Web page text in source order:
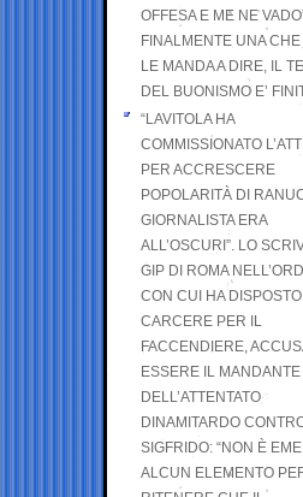
OFFESA E ME NE
FINALMENTE UNA CHE
LE MANDA A DIRE, IL
DEL BUONISMO E’
“LAVITOLA HA
COMMISSIONATO
PER ACCRESCERE
POPOLARITÀ DI
GIORNALISTA ERA
ALL’OSCURI”. LO
GIP DI ROMA
CON CUI HA
CARCERE PER IL
FACCENDIERE,
ESSERE IL MANDANTE
DELL’ATTENTATO
DINAMITARDO
SIGFRIDO: “NON È
ALCUN ELEMENTO